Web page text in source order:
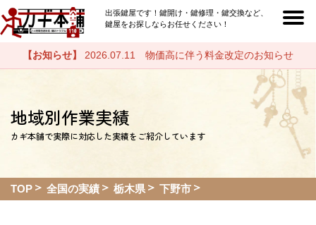
出張鍵屋です！鍵開け・鍵修理・鍵交換など、
鍵屋をお探しならお任せください！
【お知らせ】 2026.07.11 物価高に伴う料金改定のお知らせ
地域別作業実績
カギ本舗で実際に対応した実績をご紹介しています
TOP 全国の実績 栃木県 下野市